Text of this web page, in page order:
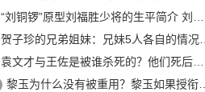
“刘铜锣”原型刘福胜少将的生平简介 刘福胜的老婆是谁？
贺子珍的兄弟姐妹：兄妹5人各自的情况介绍
袁文才与王佐是被谁杀死的？他们死后其后代情况如何？
黎玉为什么没有被重用？黎玉如果授衔会是什么军衔？